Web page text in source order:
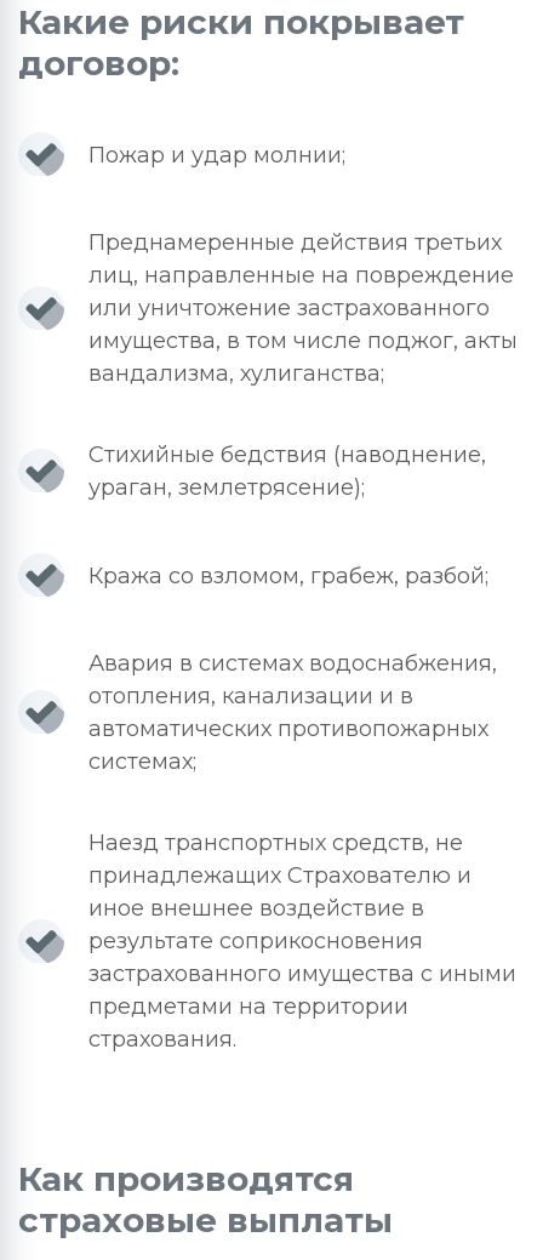
Какие риски покрывает
договор:
Пожар и удар молнии;
Преднамеренные действия третьих
лиц, направленные на повреждение
или уничтожение застрахованного
имущества, в том числе поджог, акты
вандализма, хулиганства;
Стихийные бедствия (наводнение,
ураган, землетрясение);
Кража со взломом, грабеж, разбой;
Авария в системах водоснабжения,
отопления, канализации и в
автоматических противопожарных
системах;
Наезд транспортных средств, не
принадлежащих Страхователю и
иное внешнее воздействие в
результате соприкосновения
застрахованного имущества с иными
предметами на территории
страхования.
Как производятся
страховые выплаты